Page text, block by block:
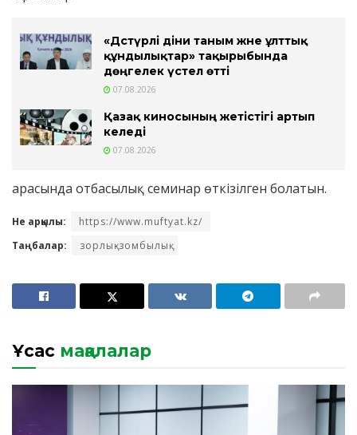
«Дәстүрлі діни таным және ұлттық
құндылықтар» тақырыбында
дөңгелек үстел өтті
07.08.2026
Қазақ киносының жетістігі артып
келеді
07.08.2026
арасында отбасылық семинар өткізілген болатын.
Не арқылы:
https://www.muftyat.kz/
Таңбалар:
зорлық-зомбылық
Ұқсас мақалалар